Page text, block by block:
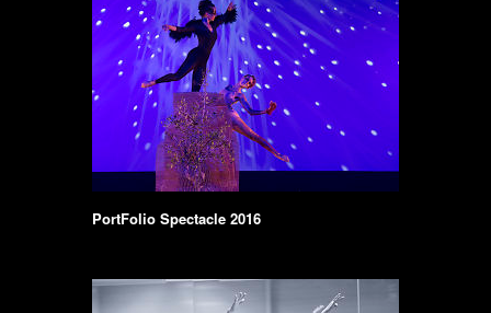
PortFolio Spectacle 2016